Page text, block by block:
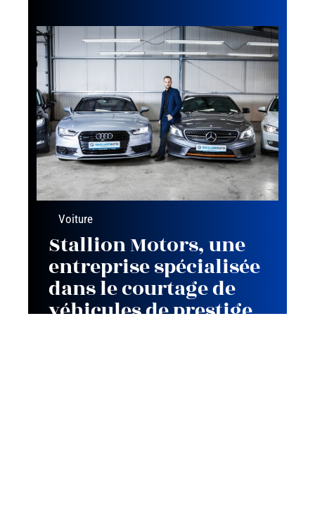
Voiture
Stallion Motors, une
entreprise spécialisée
dans le courtage de
véhicules de prestige